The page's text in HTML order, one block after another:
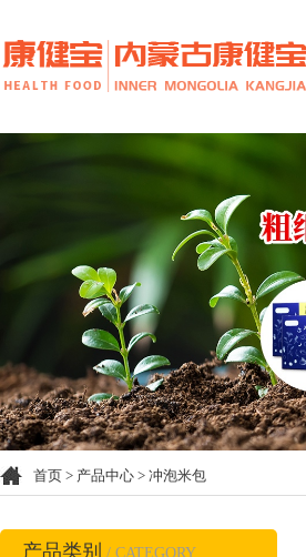
首页 > 产品中心 > 冲泡米包
产品类别 / CATEGORY